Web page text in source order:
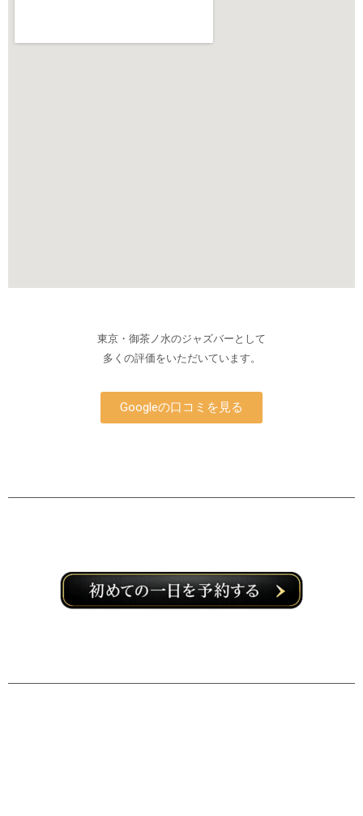
東京・御茶ノ水のジャズバーとして
多くの評価をいただいています。
Googleの口コミを見る